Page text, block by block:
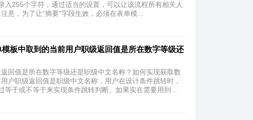
255个字符，通过适当的设置，可以让该流程所有相关人
意，为了让“摘要”字段生效，必须在表单模...
板中取到的当前用户职级返回值是所在数字等级还
回值是所在数字等级还是职级中文名称？如何实现获取数
户职级返回值是职级中文名称，用户在设计条件跳转时，
于或不等于来实现条件跳转判断。如果实在需要用到...